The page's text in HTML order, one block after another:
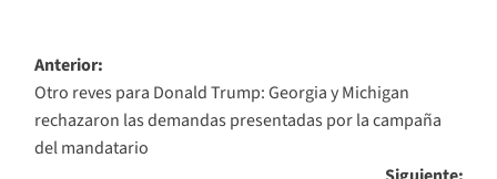
Navegación
de
entradas
Anterior:
Otro reves para Donald Trump: Georgia y Michigan
rechazaron las demandas presentadas por la campaña
del mandatario